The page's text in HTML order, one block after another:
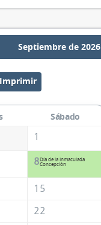
Septiembre de 2026
Imprimir
Sábado
1
8Día de la Inmaculada
Concepción
15
22